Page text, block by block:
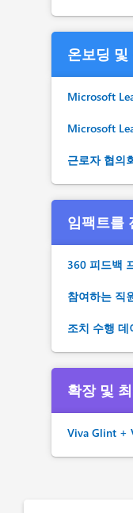
온보딩 및
Microsoft
Microsoft
근로자 협의
임팩트를
360 피드백
참여하는 직
조치 수행 데
확장 및
Viva Glint +